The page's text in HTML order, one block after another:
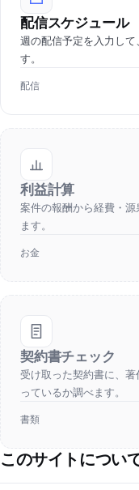
配信スケジュール
週の配信予定を入力し
す。
配信
利益計算
案件の報酬から経費・
ます。
お金
契約書チェック
受け取った契約書に、
っているか調べます。
書類
このサイトについ